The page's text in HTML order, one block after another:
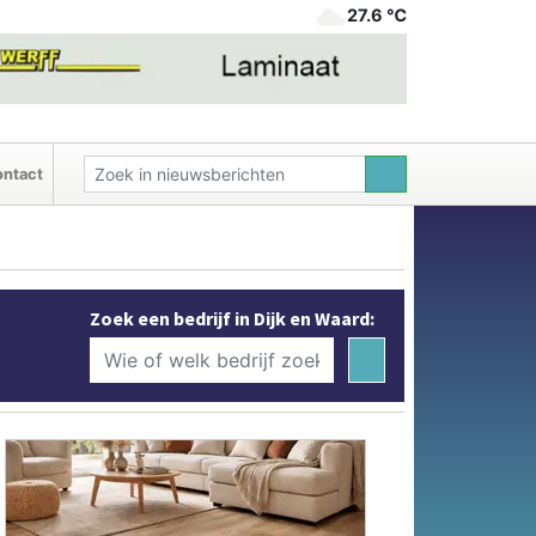
27.6 ℃
Zoek een bedrijf in Dijk en Waard: